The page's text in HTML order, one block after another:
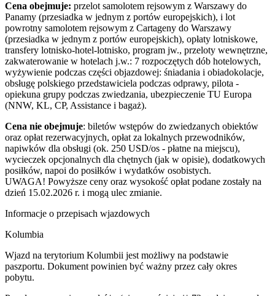
Cena obejmuje: przelot samolotem rejsowym z Warszawy do
Panamy (przesiadka w jednym z portów europejskich), i lot
powrotny samolotem rejsowym z Cartageny do Warszawy
(przesiadka w jednym z portów europejskich), opłaty lotniskowe,
transfery lotnisko-hotel-lotnisko, program jw., przeloty wewnętrzne,
zakwaterowanie w hotelach j.w.: 7 rozpoczętych dób hotelowych,
wyżywienie podczas części objazdowej: śniadania i obiadokolacje,
obsługę polskiego przedstawiciela podczas odprawy, pilota -
opiekuna grupy podczas zwiedzania, ubezpieczenie TU Europa
(NNW, KL, CP, Assistance i bagaż).
Cena nie obejmuje: biletów wstępów do zwiedzanych obiektów
oraz opłat rezerwacyjnych, opłat za lokalnych przewodników,
napiwków dla obsługi (ok. 250 USD/os - płatne na miejscu),
wycieczek opcjonalnych dla chętnych (jak w opisie), dodatkowych
posiłków, napoi do posiłków i wydatków osobistych.
UWAGA! Powyższe ceny oraz wysokość opłat podane zostały na
dzień 15.02.2026 r. i mogą ulec zmianie.
Informacje o przepisach wjazdowych
Kolumbia
Wjazd na terytorium Kolumbii jest możliwy na podstawie
paszportu. Dokument powinien być ważny przez cały okres
pobytu.